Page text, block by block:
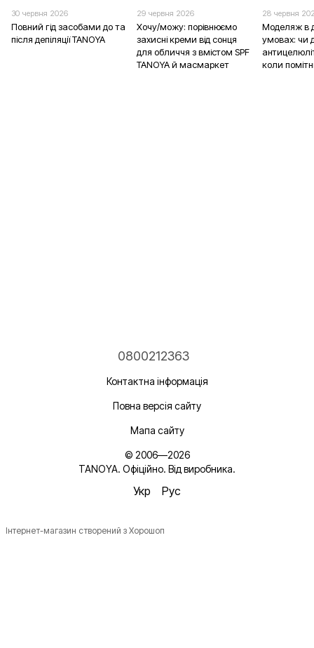
30 червня 2026
Повний гід засобами до та
після депіляції TANOYA
29 червня 2026
Хочу/можу: порівнюємо
захисні креми від сонця
для обличчя з вмістом SPF
TANOYA й масмаркет
28 червня
Моделяж в
умовах: чи
коли
0800212363
Контактна інформація
Повна версія сайту
Мапа сайту
© 2006—2026
TANOYA. Офіційно. Від виробника.
Укр Рус
Інтернет-магазин створений з Хорошоп